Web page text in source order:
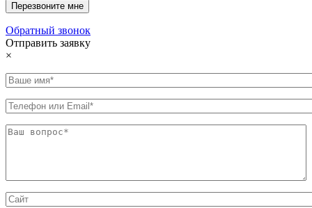
Обратный звонок
Отправить заявку
×